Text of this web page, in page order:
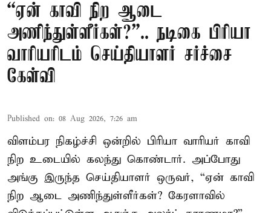
“ஏன் காவி நிற ஆடை
அணிந்துள்ளீர்கள்?”.. நடிகை பிரியா
வாரியரிடம் செய்தியாளர் சர்ச்சை
கேள்வி
Published on: 08 Aug 2026, 7:26 am
விளம்பர நிகழ்ச்சி ஒன்றில் பிரியா வாரியர் காவி
நிற உடையில் கலந்து கொண்டார். அப்போது
அங்கு இருந்த செய்தியாளர் ஒருவர், “ஏன் காவி
நிற ஆடை அணிந்துள்ளீர்கள்? கேரளாவில்